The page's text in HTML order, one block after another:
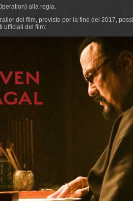
alla regia.
del film, previsto per la fine del 2017,
ufficiali del film: